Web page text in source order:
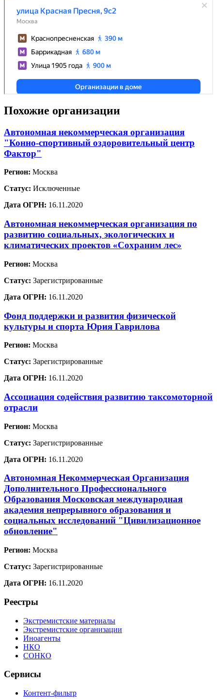
Похожие организации
Автономная некоммерческая организация
"Конно-спортивный оздоровительный центр
Фактор"
Регион: Москва
Статус: Исключенные
Дата ОГРН: 16.11.2020
Автономная некоммерческая организация по
развитию социальных, экологических и
климатических проектов «Сохраним лес»
Регион: Москва
Статус: Зарегистрированные
Дата ОГРН: 16.11.2020
Фонд поддержки и развития физической
культуры и спорта Юрия Гаврилова
Регион: Москва
Статус: Зарегистрированные
Дата ОГРН: 16.11.2020
Ассоциация содействия развитию таксомоторной
отрасли
Регион: Москва
Статус: Зарегистрированные
Дата ОГРН: 16.11.2020
Автономная Некоммерческая Организация
Дополнительного Профессионального
Образования Московская международная
академия непрерывного образования и
социальных исследований "Цивилизационное
обновление"
Регион: Москва
Статус: Зарегистрированные
Дата ОГРН: 16.11.2020
Реестры
Экстремистские материалы
Экстремистские организации
Иноагенты
НКО
СОНКО
Сервисы
Контент-фильтр